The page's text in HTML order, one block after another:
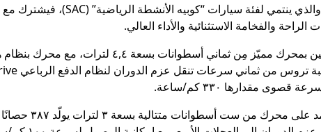
والفخامة الاستثنائية والأداء العالي.